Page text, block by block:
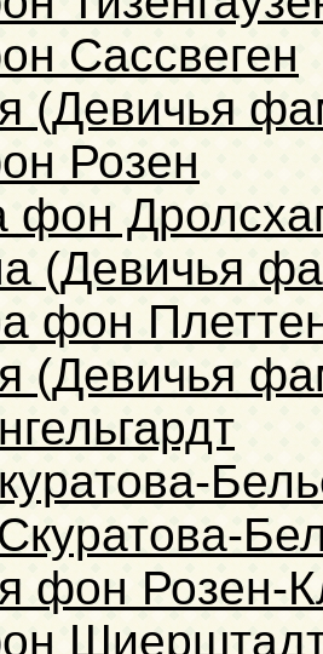
Сассвеген
(Девичья
Розен
фон
(Девичья
фон
(Девичья
фон Розен-